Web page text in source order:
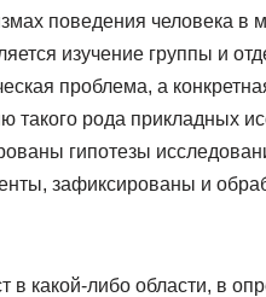
поведения человека
изучение группы и
проблема, а
такого рода прикладных
гипотезы
зафиксированы и
в какой-либо области, в